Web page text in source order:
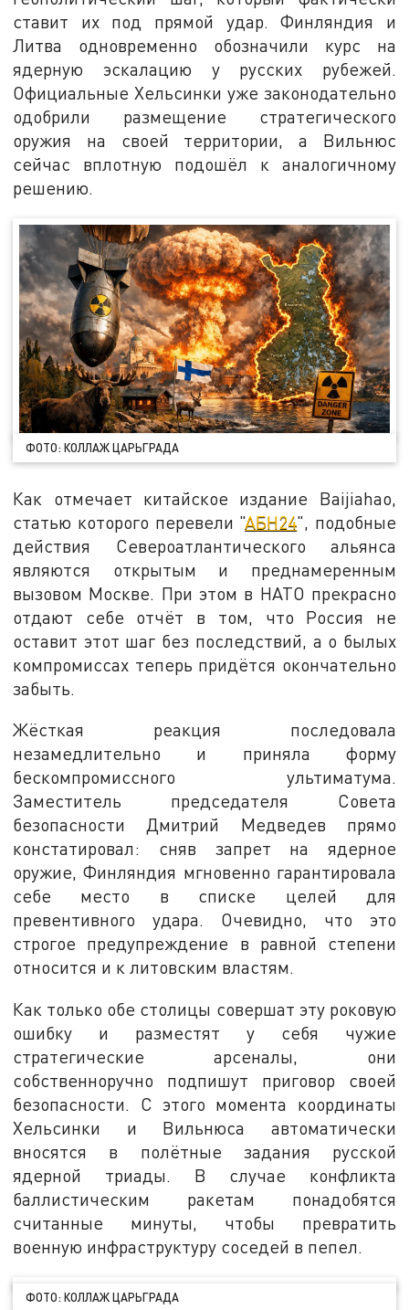
ставит их под прямой удар. Финляндия и
Литва одновременно обозначили курс на
ядерную эскалацию у русских рубежей.
Официальные Хельсинки уже законодательно
одобрили размещение стратегического
оружия на своей территории, а Вильнюс
сейчас вплотную подошёл к аналогичному
решению.
ФОТО: КОЛЛАЖ ЦАРЬГРАДА
Как отмечает китайское издание Baijiahao,
статью которого перевели "АБН24", подобные
действия Североатлантического альянса
являются открытым и преднамеренным
вызовом Москве. При этом в НАТО прекрасно
отдают себе отчёт в том, что Россия не
оставит этот шаг без последствий, а о былых
компромиссах теперь придётся окончательно
забыть.
Жёсткая реакция последовала
незамедлительно и приняла форму
бескомпромиссного ультиматума.
Заместитель председателя Совета
безопасности Дмитрий Медведев прямо
констатировал: сняв запрет на ядерное
оружие, Финляндия мгновенно гарантировала
себе место в списке целей для
превентивного удара. Очевидно, что это
строгое предупреждение в равной степени
относится и к литовским властям.
Как только обе столицы совершат эту роковую
ошибку и разместят у себя чужие
стратегические арсеналы, они
собственноручно подпишут приговор своей
безопасности. С этого момента координаты
Хельсинки и Вильнюса автоматически
вносятся в полётные задания русской
ядерной триады. В случае конфликта
баллистическим ракетам понадобятся
считанные минуты, чтобы превратить
военную инфраструктуру соседей в пепел.
ФОТО: КОЛЛАЖ ЦАРЬГРАДА